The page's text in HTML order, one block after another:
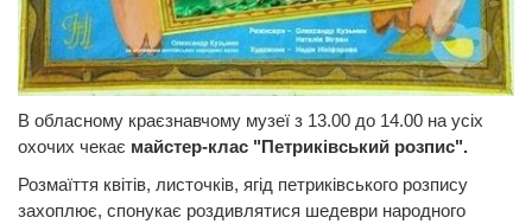
В обласному краєзнавчому музеї з 13.00 до 14.00 на усіх
охочих чекає майстер-клас "Петриківський розпис".
Розмаїття квітів, листочків, ягід петриківського розпису
захоплює, спонукає роздивлятися шедеври народного